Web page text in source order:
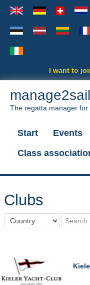
I want to
The regatta manager for
Start Events
Class
Clubs